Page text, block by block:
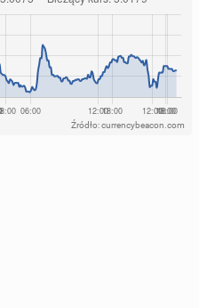
Źródło: currencybeacon.com